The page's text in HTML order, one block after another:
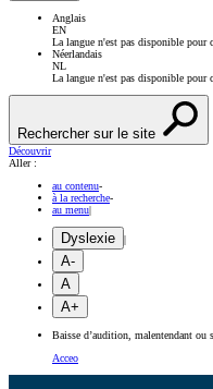
Anglais
EN
La langue n'est pas disponible pour
Néerlandais
NL
La langue n'est pas disponible pour
Rechercher sur le site
Découvrir
Aller :
au contenu-
à la recherche-
au menu|
Dyslexie |
A-
A
A+
Baisse d’audition, malentendant ou
Acceo